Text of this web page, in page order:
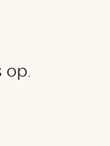
op.